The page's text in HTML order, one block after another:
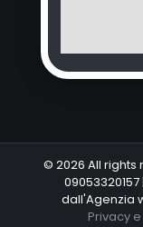
© 2026 All rights
dall'Agenzia
Privacy